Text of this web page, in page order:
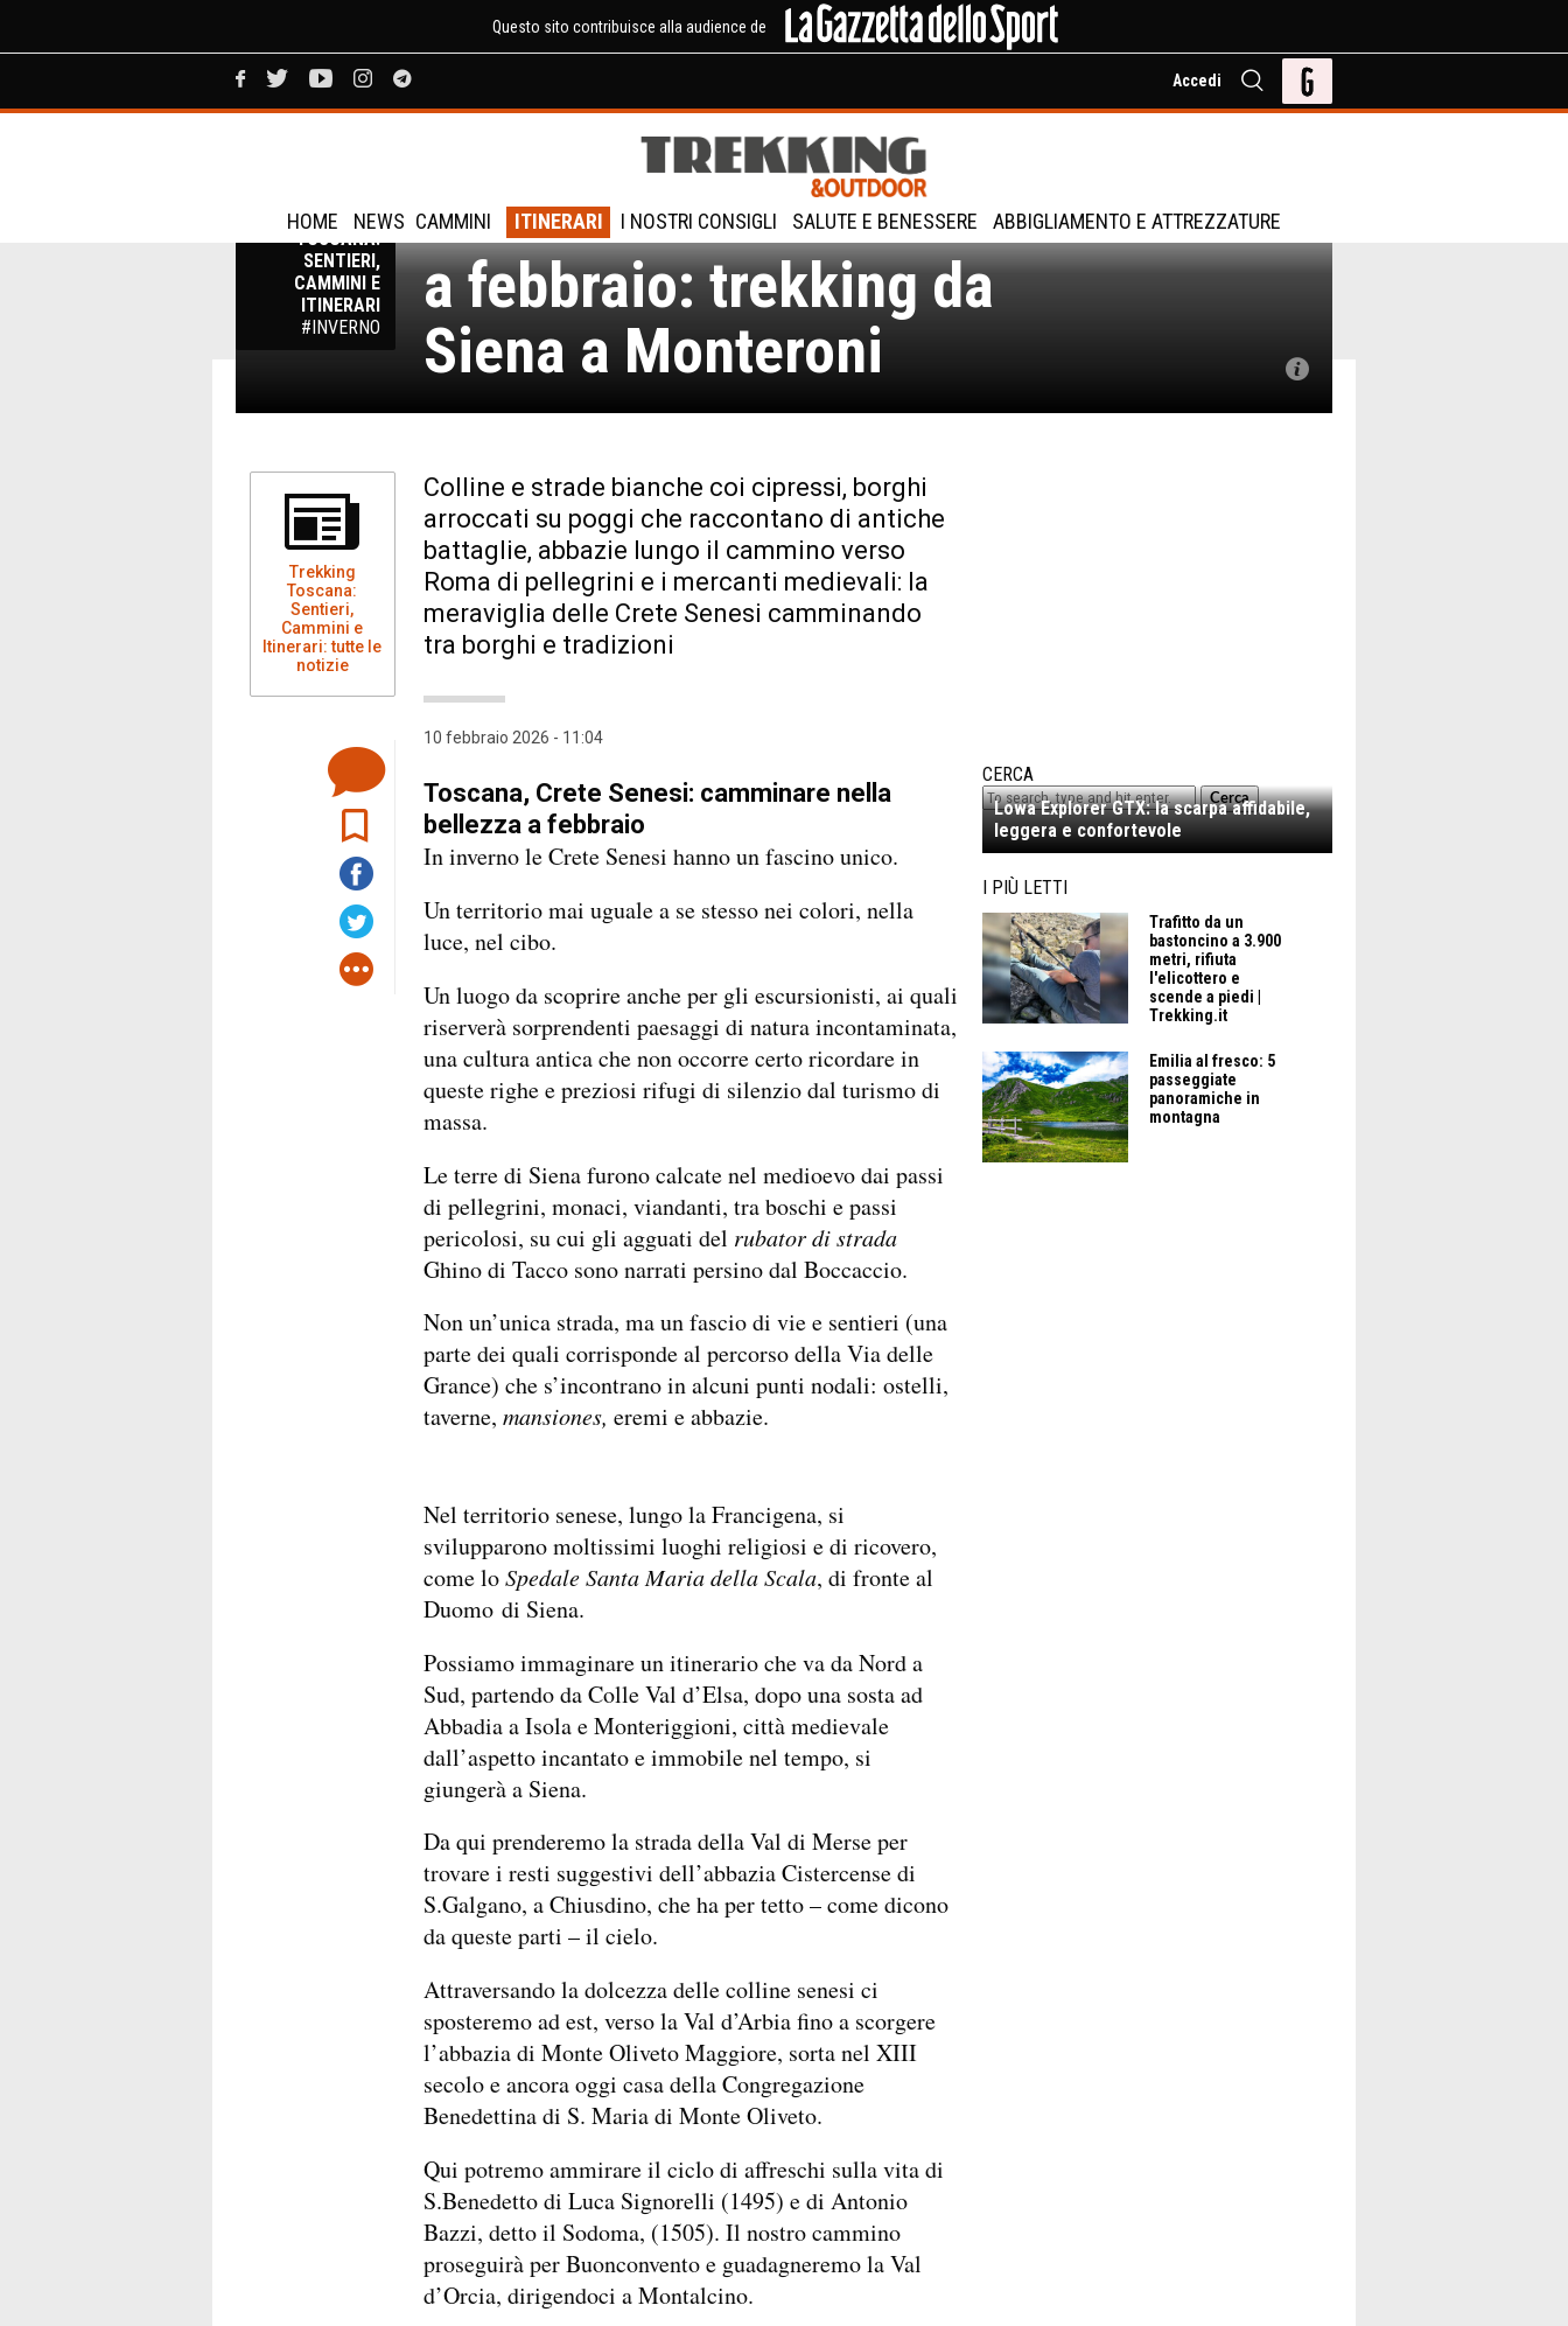
Questo sito contribuisce alla audience de
Accedi
HOME NEWS CAMMINI ITINERARI I NOSTRI CONSIGLI SALUTE E BENESSERE ABBIGLIAMENTO E ATTREZZATURE
TREKKING
TOSCANA:
SENTIERI,
CAMMINI E
ITINERARI
#INVERNO
Crete Senesi bellissime
a febbraio: trekking da
Siena a Monteroni
Trekking
Toscana:
Sentieri,
Cammini e
Itinerari: tutte le
notizie
Colline e strade bianche coi cipressi, borghi
arroccati su poggi che raccontano di antiche
battaglie, abbazie lungo il cammino verso
Roma di pellegrini e i mercanti medievali: la
meraviglia delle Crete Senesi camminando
tra borghi e tradizioni
10 febbraio 2026 - 11:04
Toscana, Crete Senesi: camminare nella
bellezza a febbraio
In inverno le Crete Senesi hanno un fascino unico.
Un territorio mai uguale a se stesso nei colori, nella
luce, nel cibo.
Un luogo da scoprire anche per gli escursionisti, ai quali
riserverà sorprendenti paesaggi di natura incontaminata,
una cultura antica che non occorre certo ricordare in
queste righe e preziosi rifugi di silenzio dal turismo di
massa.
Le terre di Siena furono calcate nel medioevo dai passi
di pellegrini, monaci, viandanti, tra boschi e passi
pericolosi, su cui gli agguati del rubator di strada
Ghino di Tacco sono narrati persino dal Boccaccio.
Non un’unica strada, ma un fascio di vie e sentieri (una
parte dei quali corrisponde al percorso della Via delle
Grance) che s’incontrano in alcuni punti nodali: ostelli,
taverne, mansiones, eremi e abbazie.
Nel territorio senese, lungo la Francigena, si
svilupparono moltissimi luoghi religiosi e di ricovero,
come loSpedale Santa Maria della Scala, di fronte al
Duomo di Siena.
Possiamo immaginare un itinerario che va da Nord a
Sud, partendo da Colle Val d’Elsa, dopo una sosta ad
Abbadia a Isola e Monteriggioni, città medievale
dall’aspetto incantato e immobile nel tempo, si
giungerà a Siena.
Da qui prenderemo la strada della Val di Merse per
trovare i resti suggestivi dell’abbazia Cistercense di
S.Galgano, a Chiusdino, che ha per tetto – come dicono
da queste parti – il cielo.
Attraversando la dolcezza delle colline senesi ci
sposteremo ad est, verso la Val d’Arbia fino a scorgere
l’abbazia di Monte Oliveto Maggiore, sorta nel XIII
secolo e ancora oggi casa della Congregazione
Benedettina di S. Maria di Monte Oliveto.
Qui potremo ammirare il ciclo di affreschi sulla vita di
S.Benedetto di Luca Signorelli (1495) e di Antonio
Bazzi, detto il Sodoma, (1505). Il nostro cammino
proseguirà per Buonconvento e guadagneremo la Val
d’Orcia, dirigendoci a Montalcino.
CERCA
Cerca
Lowa Explorer GTX: la scarpa affidabile,
leggera e confortevole
I PIÙ LETTI
Trafitto da un
bastoncino a 3.900
metri, rifiuta
l'elicottero e
scende a piedi |
Trekking.it
Emilia al fresco: 5
passeggiate
panoramiche in
montagna